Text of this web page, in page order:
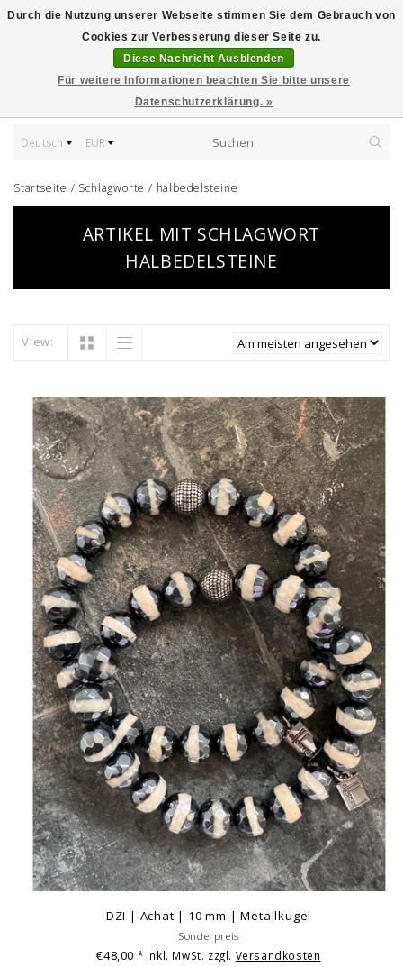
Deutsch EUR
Startseite / Schlagworte / halbedelsteine
ARTIKEL MIT SCHLAGWORT
HALBEDELSTEINE
View:
DZI | Achat | 10 mm | Metallkugel
Sonderpreis
€48,00 * Inkl. MwSt. zzgl. Versandkosten
Durch die Nutzung unserer Webseite stimmen Sie dem Gebrauch von
Cookies zur Verbesserung dieser Seite zu.
Diese Nachricht Ausblenden
Für weitere Informationen beachten Sie bitte unsere
Datenschutzerklärung. »